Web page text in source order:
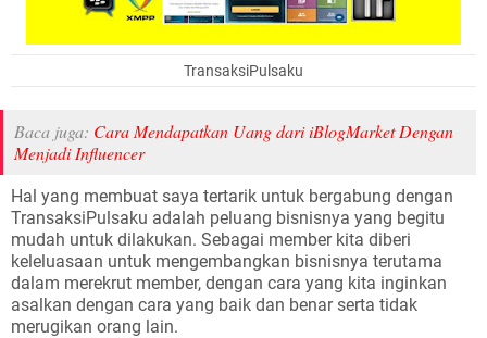
TransaksiPulsaku
Baca juga: Cara Mendapatkan Uang dari iBlogMarket Dengan
Menjadi Influencer
Hal yang membuat saya tertarik untuk bergabung dengan
TransaksiPulsaku adalah peluang bisnisnya yang begitu
mudah untuk dilakukan. Sebagai member kita diberi
keleluasaan untuk mengembangkan bisnisnya terutama
dalam merekrut member, dengan cara yang kita inginkan
asalkan dengan cara yang baik dan benar serta tidak
merugikan orang lain.